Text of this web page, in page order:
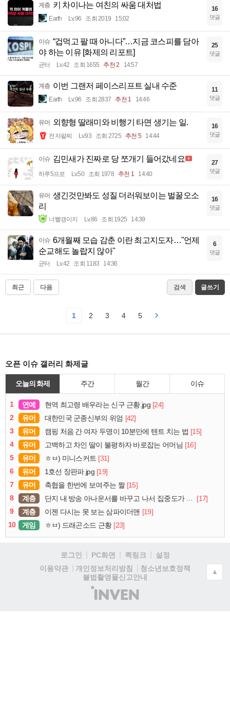
계층 키 차이나는 여친의 싸움 대처법
Earth Lv.96 조회 2019 15:02
16
댓글
이슈 “겁먹고 팔 때 아니다”…지금 코스피를 담아
야 하는 이유 [화제의 리포트]
균터 Lv.42 조회 1655 추천 2 14:57
25
댓글
계층 이번 그랜저 페이스리프트 실내 수준
Earth Lv.96 조회 2837 추천 1 14:46
11
댓글
유머 외향형 딸래미와 비행기 타면 생기는 일.
전자팔찌 Lv.93 조회 2725 추천 5 14:44
16
댓글
이슈 김민새가 진짜로 당 쪼개기 들어갔네요
하루5프로 Lv.50 조회 1978 추천 1 14:40
27
댓글
유머 생긴것만봐도 성질 더러워보이는 벌꿀오소
리
너빨갱이지 Lv.86 조회 1925 14:39
16
댓글
이슈 6개월째 모습 감춘 이란 최고지도자…"언제
순교해도 놀랍지 않아"
균터 Lv.42 조회 1183 14:36
6
댓글
최근 다음 검색 글쓰기
1 2 3 4 5
오픈 이슈 갤러리 화제글
오늘의 화제 주간 월간 이슈
1 연예 현역 최고령 배우라는 신구 근황.jpg [24]
2
유머 대한민국 군종신부의 위엄 [42]
3
유머 캠핑 처음 간 여자 두명이 10분만에 텐트 치는 법 [15]
4
유머 고백하고 차인 딸이 불평하자 바로잡는 어머님 [16]
5
유머 ㅎㅂ) 미니스커트 [31]
6
유머 1호선 장판파.jpg [19]
7
유머 축협을 한번에 보여주는 짤 [15]
8
계층 단지 내 방송 아나운서를 바꾸고 나서 집중도가 확 올라갔다는 한 아파트의 안내방송
[17]
9
계층 이젠 다시는 못 보는 삼파이더맨 [19]
10
게임 ㅎㅂ) 드래곤소드 근황 [23]
로그인 PC화면 퀵링크
설정
이용약관
개인정보처리방침
청소년보호정책
불법촬영물신고안내
(주)
인
▲